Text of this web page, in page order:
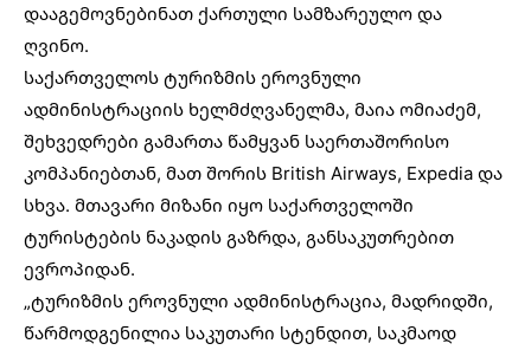
დააგემოვნებინათ ქართული სამზარეულო და
ღვინო.
საქართველოს ტურიზმის ეროვნული
ადმინისტრაციის ხელმძღვანელმა, მაია ომიაძემ,
შეხვედრები გამართა წამყვან საერთაშორისო
კომპანიებთან, მათ შორის British Airways, Expedia და
სხვა. მთავარი მიზანი იყო საქართველოში
ტურისტების ნაკადის გაზრდა, განსაკუთრებით
ევროპიდან.
„ტურიზმის ეროვნული ადმინისტრაცია, მადრიდში,
წარმოდგენილია საკუთარი სტენდით, საკმაოდ